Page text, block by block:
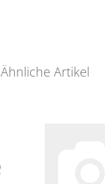
Ähnliche Artikel